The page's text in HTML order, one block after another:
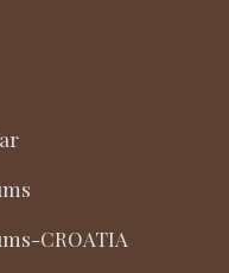
CROATIA